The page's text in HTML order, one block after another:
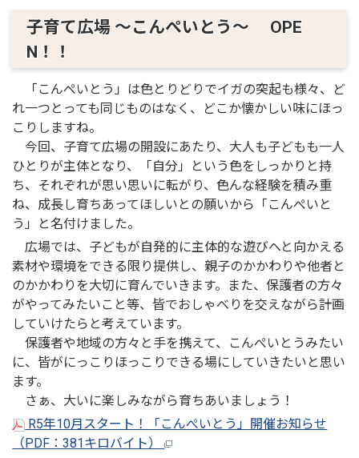
子育て広場 ～こんぺいとう～ OPE
N！！
「こんぺいとう」は色とりどりでイガの突起も様々、ど
れ一つとっても同じものはなく、どこか懐かしい味にほっ
こりしますね。
今回、子育て広場の開設にあたり、大人も子どもも一人
ひとりが主体となり、「自分」という色をしっかりと持
ち、それぞれが思い思いに転がり、色んな経験を積み重
ね、成長し育ちあってほしいとの願いから「こんぺいと
う」と名付けました。
広場では、子どもが自発的に主体的な遊びへと向かえる
素材や環境をできる限り提供し、親子のかかわりや他者と
のかかわりを大切に育んでいきます。また、保護者の方々
がやってみたいこと等、皆でおしゃべりを交えながら計画
していけたらと考えています。
保護者や地域の方々と手を携えて、こんぺいとうみたい
に、皆がにっこりほっこりできる場にしていきたいと思い
ます。
さぁ、大いに楽しみながら育ちあいましょう！
R5年10月スタート！「こんぺいとう」開催お知らせ
（PDF：381キロバイト）